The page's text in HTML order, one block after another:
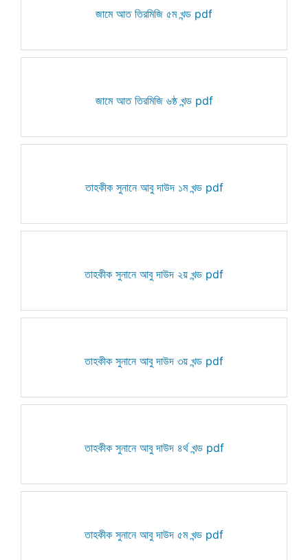
জামে আত তিরমিজি ৫ম খন্ড pdf
জামে আত তিরমিজি ৬ষ্ঠ খন্ড pdf
তাহকীক সুনানে আবু দাউদ ১ম খন্ড pdf
তাহকীক সুনানে আবু দাউদ ২য় খন্ড pdf
তাহকীক সুনানে আবু দাউদ ৩য় খন্ড pdf
তাহকীক সুনানে আবু দাউদ ৪র্থ খন্ড pdf
তাহকীক সুনানে আবু দাউদ ৫ম খন্ড pdf